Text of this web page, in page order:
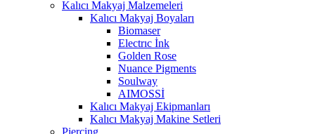
Kalıcı Makyaj Malzemeleri
Kalıcı Makyaj Boyaları
Biomaser
Electrıc İnk
Golden Rose
Nuance Pigments
Soulway
AIMOSSİ
Kalıcı Makyaj Ekipmanları
Kalıcı Makyaj Makine Setleri
Piercing